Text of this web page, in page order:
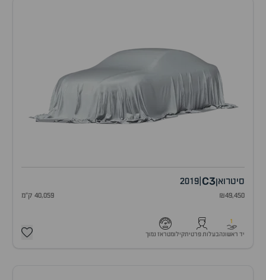
סיטרואןC3
2019
₪49,450 40,059 ק"מ
1
יד ראשונהבעלות פרטיתקילומטראז נמוך